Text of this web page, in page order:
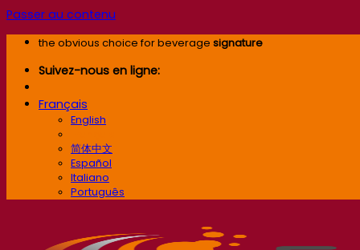
Passer au contenu
the obvious choice for beverage signature
Suivez-nous en ligne:
Français
English
简体中文
Español
Italiano
Português